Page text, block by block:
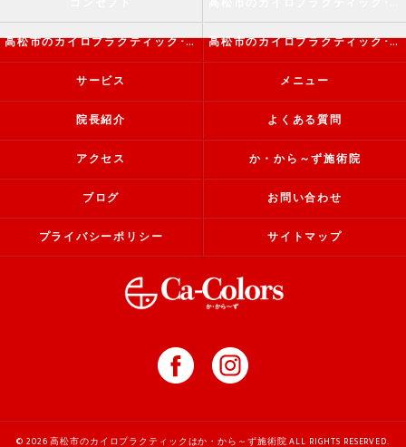
高松市のカイロプラクティック･か・から～ず施術院の評判 高松市のカイロプラクティック･か・から～ず施術院のお客様の声
サービス メニュー
院長紹介 よくある質問
アクセス か・から～ず施術院
ブログ お問い合わせ
プライバシーポリシー サイトマップ
© 2026 高松市のカイロプラクティックはか・から～ず施術院 ALL RIGHTS RESERVED.